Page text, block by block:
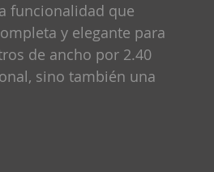
funcionalidad que
y elegante para
de ancho por 2.40
sino también una